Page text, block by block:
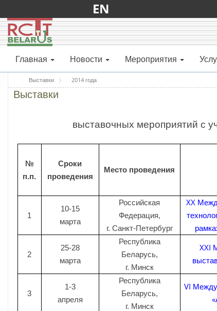
EN
Главная Новости Мероприятия
Выставки 2014 года
Выставки
выставочных мероприятий с
№
п.п.
Сроки
проведения
Место проведения
1
10-15
марта
Российская
Федерация,
г. Санкт-Петербург
XX
2
25-28
марта
Республика
Беларусь,
г. Минск
XXI
3
1-3
апреля
Республика
Беларусь,
г. Минск
VI